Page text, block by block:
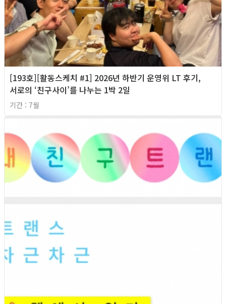
[193호][활동스케치 #1] 2026년 하반기 운영위 LT 후기,
서로의 ‘친구사이’를 나누는 1박 2일
기간 : 7월